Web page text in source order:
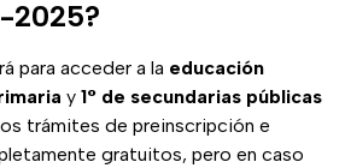
2025?
para acceder a la educación
y 1° de secundarias públicas
trámites de preinscripción e
gratuitos, pero en caso